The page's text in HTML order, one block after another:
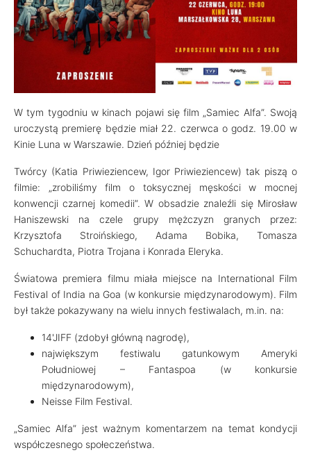
W tym tygodniu w kinach pojawi się film „Samiec Alfa”. Swoją
uroczystą premierę będzie miał 22. czerwca o godz. 19.00 w
Kinie Luna w Warszawie. Dzień później będzie
Twórcy (Katia Priwieziencew, Igor Priwieziencew) tak piszą o
filmie: „zrobiliśmy film o toksycznej męskości w mocnej
konwencji czarnej komedii”. W obsadzie znaleźli się Mirosław
Haniszewski na czele grupy mężczyzn granych przez:
Krzysztofa Stroińskiego, Adama Bobika, Tomasza
Schuchardta, Piotra Trojana i Konrada Eleryka.
Światowa premiera filmu miała miejsce na International Film
Festival of India na Goa (w konkursie międzynarodowym). Film
był także pokazywany na wielu innych festiwalach, m.in. na:
14'JIFF (zdobył główną nagrodę),
największym festiwalu gatunkowym Ameryki
Południowej – Fantaspoa (w konkursie
międzynarodowym),
Neisse Film Festival.
„Samiec Alfa” jest ważnym komentarzem na temat kondycji
współczesnego społeczeństwa.